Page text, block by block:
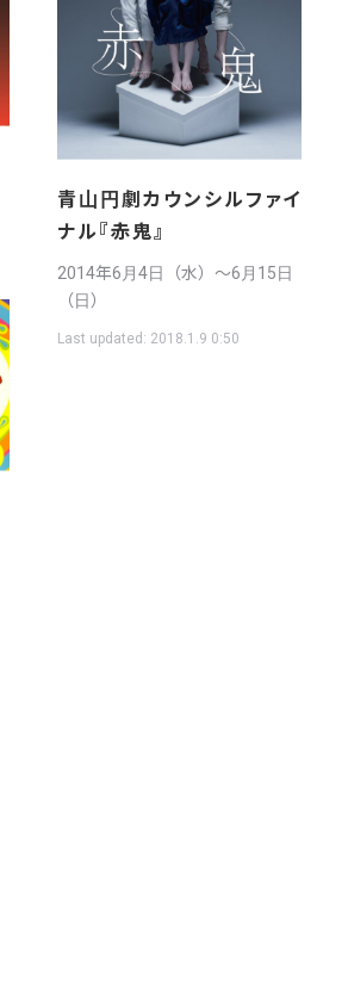
青山円劇カウンシルファイ
ナル『赤鬼』
2014年6月4日（水）〜6月15日
（日）
Last updated: 2018.1.9 0:50